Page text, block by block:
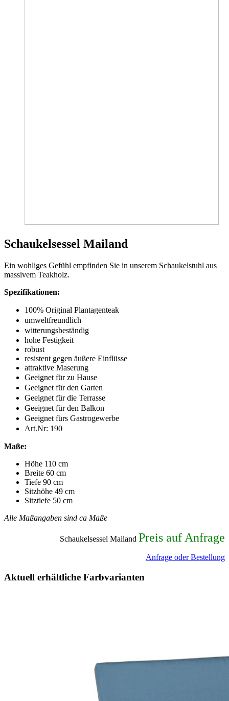
Schaukelsessel Mailand
Ein wohliges Gefühl empfinden Sie in unserem Schaukelstuhl aus
massivem Teakholz.
Spezifikationen:
100% Original Plantagenteak
umweltfreundlich
witterungsbeständig
hohe Festigkeit
robust
resistent gegen äußere Einflüsse
attraktive Maserung
Geeignet für zu Hause
Geeignet für den Garten
Geeignet für die Terrasse
Geeignet für den Balkon
Geeignet fürs Gastrogewerbe
Art.Nr: 190
Maße:
Höhe 110 cm
Breite 60 cm
Tiefe 90 cm
Sitzhöhe 49 cm
Sitztiefe 50 cm
Alle Maßangaben sind ca Maße
Schaukelsessel Mailand Preis auf Anfrage
Anfrage oder Bestellung
Aktuell erhältliche Farbvarianten